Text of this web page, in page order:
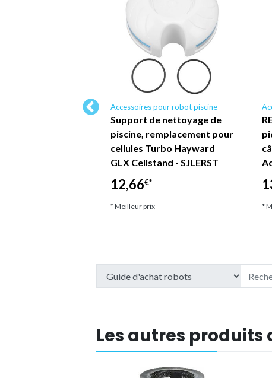
Accessoires pour robot piscine
Support de nettoyage de
piscine, remplacement pour
cellules Turbo Hayward
GLX Cellstand - SJLERST
12,66€*
* Meilleur prix *
Les autres produits